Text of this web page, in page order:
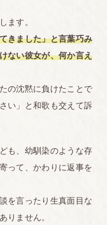
ます。
きました」と言葉巧み
ない彼女が、何か言え
の沈黙に負けたことで
い」と和歌も交えて訴
も、幼馴染のような存
って、かわりに返事を
を言ったり生真面目な
りません。